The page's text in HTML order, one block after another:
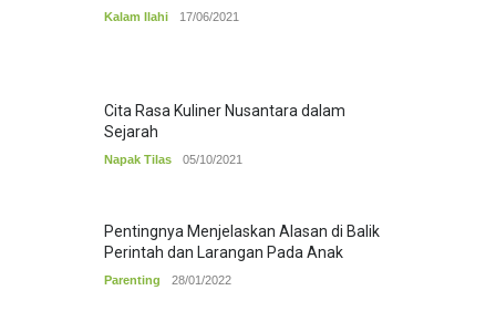
Kalam Ilahi 17/06/2021
Cita Rasa Kuliner Nusantara dalam
Sejarah
Napak Tilas 05/10/2021
Pentingnya Menjelaskan Alasan di Balik
Perintah dan Larangan Pada Anak
Parenting 28/01/2022